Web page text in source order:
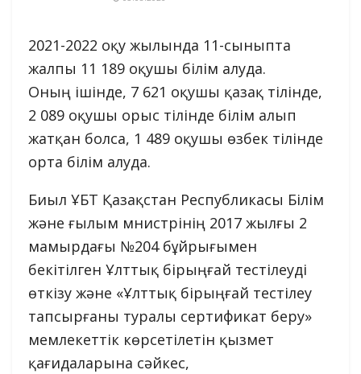
2021-2022 оқу жылында 11-сыныпта
жалпы 11 189 оқушы білім алуда.
Оның ішінде, 7 621 оқушы қазақ тілінде,
2 089 оқушы орыс тілінде білім алып
жатқан болса, 1 489 оқушы өзбек тілінде
орта білім алуда.
Биыл ҰБТ Қазақстан Республикасы Білім
және ғылым мнистрінің 2017 жылғы 2
мамырдағы №204 бұйрығымен
бекітілген Ұлттық бірыңғай тестілеуді
өткізу және «Ұлттық бірыңғай тестілеу
тапсырғаны туралы сертификат беру»
мемлекеттік көрсетілетін қызмет
қағидаларына сәйкес,